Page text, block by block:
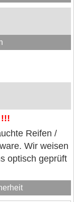
Reifen /
Wir weisen
optisch geprüft